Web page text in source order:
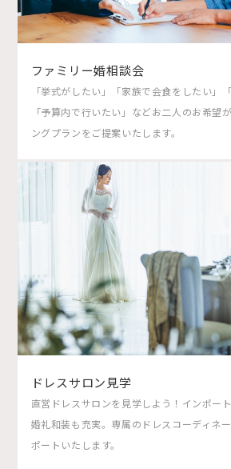
ファミリー婚相談会
「挙式がしたい」「家族で会食をしたい」
「予算内で行いたい」などお二人のお希望
ングプランをご提案いたします。
ドレスサロン見学
直営ドレスサロンを見学しよう！インポー
婚礼和装も充実。専属のドレスコーディネ
ポートいたします。